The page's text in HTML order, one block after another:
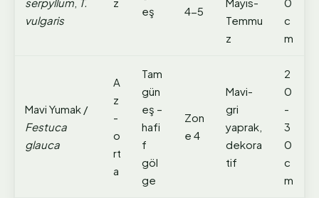
serpyllum T.
vulgaris
z
eş
4-5
Mayıs-
Temmu
z
0
c
m
Mavi Yumak /
Festuca
glauca
A
z
-
o
rt
a
Tam
gün
eş –
hafi
f
göl
ge
Zon
e 4
Mavi-
gri
yaprak,
dekora
tif
2
0
-
3
0
c
m